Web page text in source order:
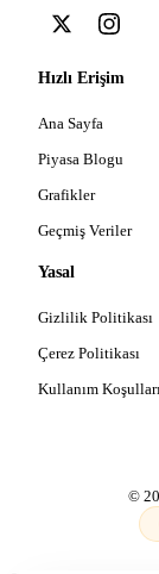
Hızlı Erişim
Ana Sayfa
Piyasa Blogu
Grafikler
Geçmiş Veriler
Yasal
Gizlilik Politikası
Çerez Politikası
Kullanım Koşulları
©